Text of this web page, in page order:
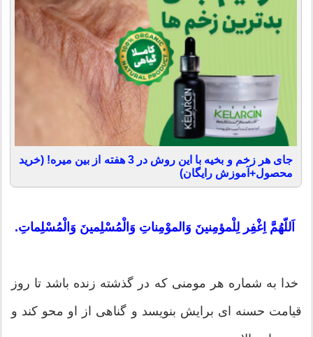
جای هر زخم و بخیه با این روش در 3 هفته از بین میره! (خرید
محصول+آموزش رایگان)
اَللّهُمَّ اِغْفِر لِلْمؤمِنینَ وَالموْمِناتِ وَالْمُسْلِمینَ وَالْمُسْلِماتِ.
خدا به شماره هر مومنی که در گذشته زنده باشد تا روز
قیامت حسنه ای برایش بنویسد و گناهی از او محو کند و